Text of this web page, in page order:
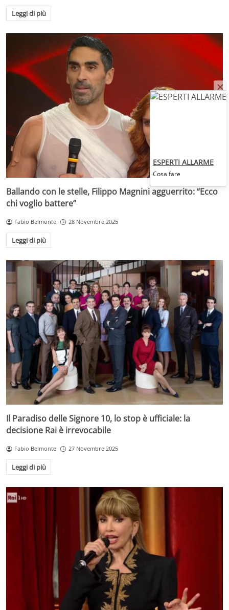
Leggi di più
Ballando con le stelle, Filippo Magnini agguerrito: “Ecco
chi voglio battere”
Fabio Belmonte 28 Novembre 2025
Leggi di più
Il Paradiso delle Signore 10, lo stop è ufficiale: la
decisione Rai è irrevocabile
Fabio Belmonte 27 Novembre 2025
Leggi di più
ESPERTI ALLARME
Cosa fare